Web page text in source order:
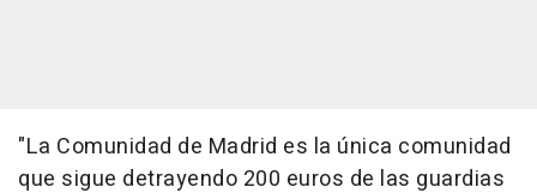
"La Comunidad de Madrid es la única comunidad
que sigue detrayendo 200 euros de las guardias